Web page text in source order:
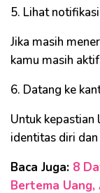
5. Lihat
Jika masih
kamu masih
6. Datang ke
Untuk
identitas diri
Baca Juga: 8
Bertema Uang,